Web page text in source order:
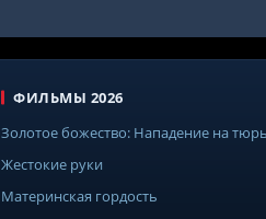
ФИЛЬМЫ 2026
Золотое божество: Нападение на
Жестокие руки
Материнская гордость